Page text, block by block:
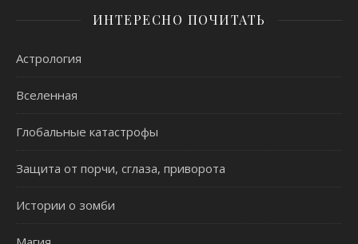
ИНТЕРЕСНО ПОЧИТАТЬ
Астрология
Вселенная
Глобальные катастрофы
Защита от порчи, сглаза, приворота
Истории о зомби